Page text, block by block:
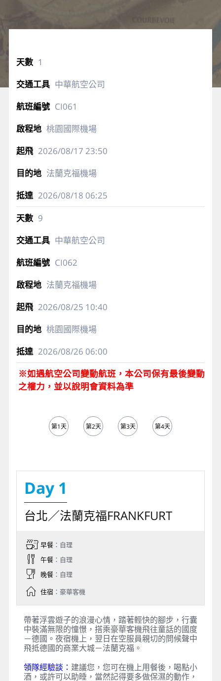
1
中華航空公司
CI061
桃園國際機場
2026/08/17 23:50
法蘭克福機場
2026/08/18 06:25
9
中華航空公司
CI062
法蘭克福機場
2026/08/25 10:40
桃園國際機場
2026/08/26 06:00
※如遇航空公司變動航班，本公司保有最後變動
之權力，並以說明會資料為準
第1天 第2天 第3天 第4天
Day 1
台北／法蘭克福FRANKFURT
早餐：自理
午餐：自理
晚餐：自理
住宿：豪華客機
帶著浮雲遊子的浪漫心情，踏著輕快的腳步，行囊
中裝滿無限的憧憬，搭乘豪華客機飛往童話的國度
－德國。夜宿機上，翌日在空服員親切的問候聲中
飛抵德國的商業大城－法蘭克福 。
領隊經驗談： 建議您，您可在機上用餐後，喝點小
酒，或許可以助睡，當然記得要多做保濕的動作，